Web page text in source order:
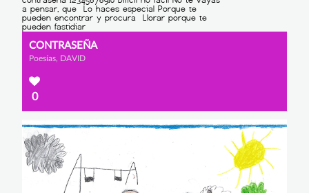
CONTRASEÑA
Poesías, DAVID
0